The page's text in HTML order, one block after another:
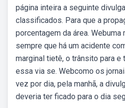
página inteira a seguinte
classificados. Para que a
porcentagem da área. Webuma
sempre que há um acidente
marginal tietê, o trânsito para
essa via se. Webcomo os
vez por dia, pela manhã, a
deveria ter ficado para o dia